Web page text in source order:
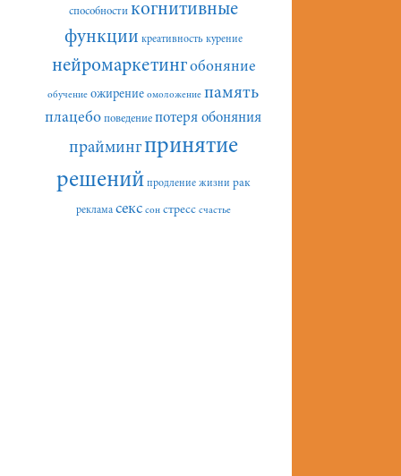
способности когнитивные
функции креативность курение
нейромаркетингобоняние
обучение ожирение омоложение память
плацебо поведение потеря обоняния
праймингпринятие
решений продление жизни рак
реклама секс сон стресс счастье